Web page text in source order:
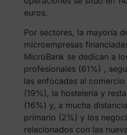
euros.
Por sectores, la mayoría
microempresas
MicroBank se dedican a
profesionales (61%) ,
las enfocadas al comercio
(19%), la hostelería y
(16%) y, a mucha
primario (2%) y los
relacionados con las